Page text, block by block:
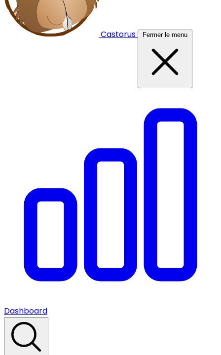
Castorus Fermer le menu
Dashboard